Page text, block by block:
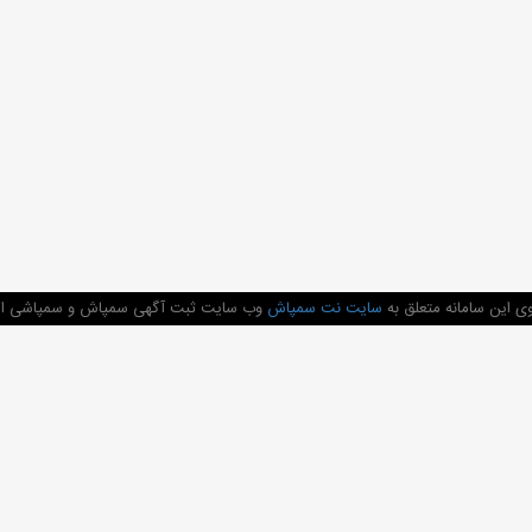
این سامانه متعلق به سایت نت سمپاشوب سایت ثبت آگهی سمپاش و سمپاشی